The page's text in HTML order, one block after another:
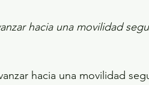
hacia una movilidad
hacia una movilidad